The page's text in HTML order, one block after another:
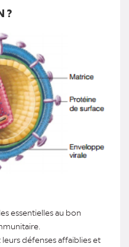
?
essentielles au bon
défenses affaiblies et